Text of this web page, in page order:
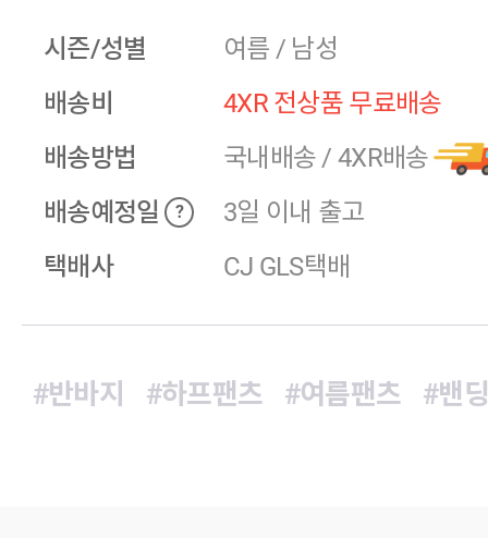
시즌/성별
여름 / 남성
배송비
4XR 전상품 무료배송
배송방법
국내배송 / 4XR배송
배송예정일
?
3일 이내 출고
택배사
CJ GLS택배
#반바지 #하프팬츠 #여름팬츠 #밴